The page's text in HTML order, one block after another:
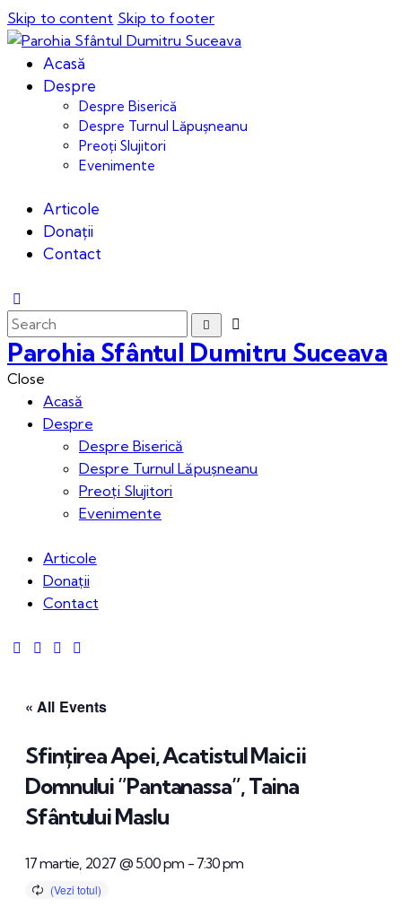
Skip to content Skip to footer
Acasă
Despre
Despre Biserică
Despre Turnul Lăpușneanu
Preoți Slujitori
Evenimente
Articole
Donații
Contact
Parohia Sfântul Dumitru Suceava
Close
Acasă
Despre
Despre Biserică
Despre Turnul Lăpușneanu
Preoți Slujitori
Evenimente
Articole
Donații
Contact
« All Events
Sfințirea Apei, Acatistul Maicii
Domnului ”Pantanassa”, Taina
Sfântului Maslu
17 martie, 2027 @ 5:00 pm - 7:30 pm